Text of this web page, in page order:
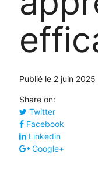
Publié le 2 juin 2025
Share on:
Twitter
Facebook
Linkedin
Google+